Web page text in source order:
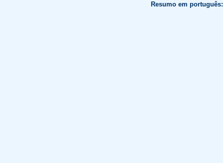
Resumo em português: